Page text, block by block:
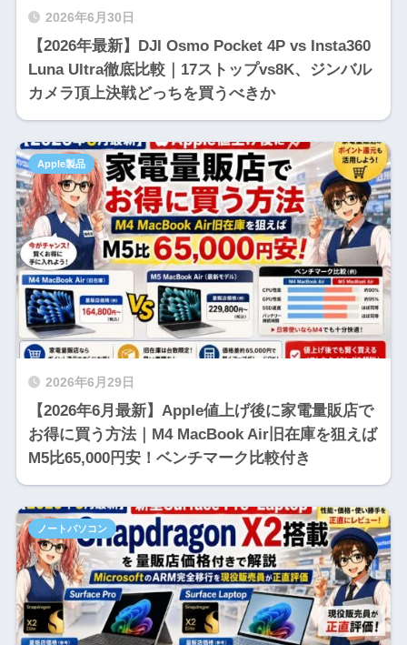
2026年6月30日
【2026年最新】DJI Osmo Pocket 4P vs Insta360
Luna Ultra徹底比較｜17ストップvs8K、ジンバル
カメラ頂上決戦どっちを買うべきか
2026年6月29日
【2026年6月最新】Apple値上げ後に家電量販店で
お得に買う方法｜M4 MacBook Air旧在庫を狙えば
M5比65,000円安！ベンチマーク比較付き
Apple製品
ノートパソコン